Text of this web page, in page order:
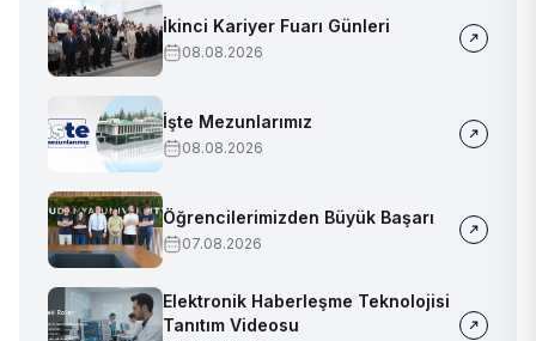
İkinci Kariyer Fuarı Günleri
08.08.2026
İşte Mezunlarımız
08.08.2026
Öğrencilerimizden Büyük Başarı
07.08.2026
Elektronik Haberleşme Teknolojisi
Tanıtım Videosu